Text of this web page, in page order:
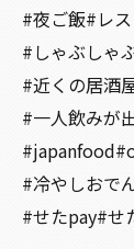
#夜ご飯#レ
#しゃぶしゃ
#近くの居酒
#一人飲みが
#冷やしおで
#せたpay#せ